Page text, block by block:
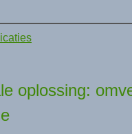
oplossing: